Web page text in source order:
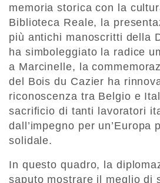
memoria storica con la
Biblioteca Reale, la
più antichi manoscritti della
ha simboleggiato la radice
a Marcinelle, la
del Bois du Cazier ha
riconoscenza tra Belgio e
sacrificio di tanti lavoratori
dall’impegno per un’Europa
solidale.
In questo quadro, la
saputo mostrare il meglio di